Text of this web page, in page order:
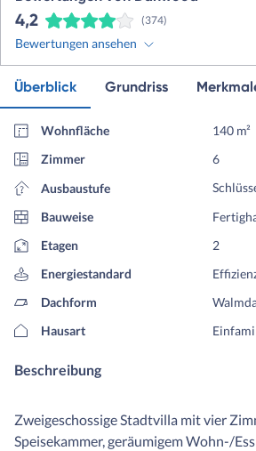
4,2 (374)
Bewertungen ansehen
Überblick Grundriss
Wohnfläche
140 m²
Zimmer
6
Ausbaustufe
Bauweise
Etagen
2
Energiestandard
Dachform
Hausart
Beschreibung
Zweigeschossige Stadtvilla mit vier
Speisekammer, geräumigem Wohn-/